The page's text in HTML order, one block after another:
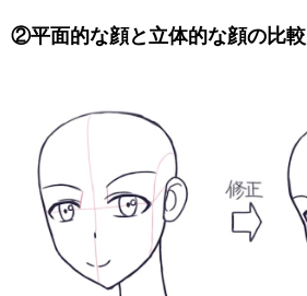
②平面的な顔と立体的な顔の比較